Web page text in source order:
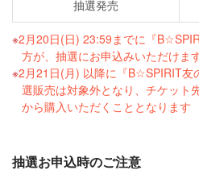
抽選発売
2月20日(日) 23:59までに『
方が、抽選にお申込みいただけま
2月21日(月) 以降に『B☆SPIRIT友
選販売は対象外となり、チケット
から購入いただくこととなります
抽選お申込時のご注意